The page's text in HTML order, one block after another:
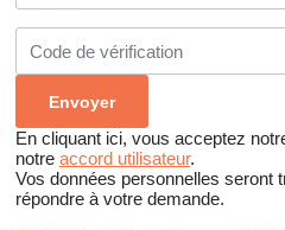
En cliquant ici, vous acceptez
notre accord utilisateur.
Vos données personnelles seront
répondre à votre demande.